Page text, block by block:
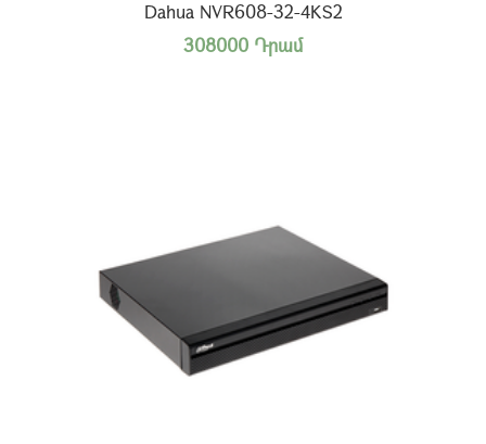
Dahua NVR608-32-4KS2
308000 Դրամ